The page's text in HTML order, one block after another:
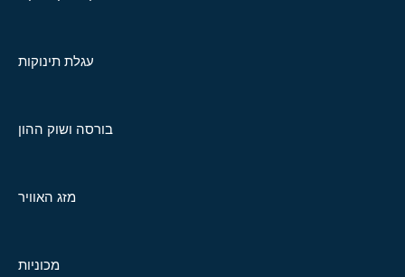
עגלת תינוקות
בורסה ושוק ההון
מזג האוויר
מכוניות